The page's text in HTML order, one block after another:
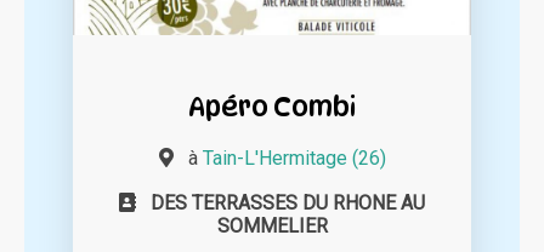
Apéro Combi
à Tain-L'Hermitage (26)
DES TERRASSES DU RHONE AU
SOMMELIER